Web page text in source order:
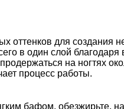
оттенков для создания
в один слой
на ногтях
процесс работы.
бафом, обезжирьте,